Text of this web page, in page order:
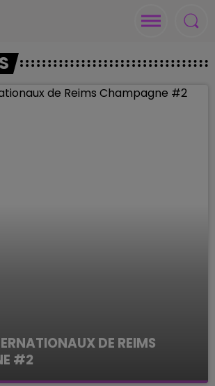
DE REIMS
#2